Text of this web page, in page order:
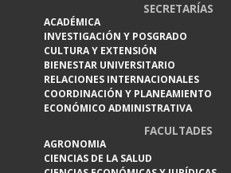
SECRETARÍAS
ACADÉMICA
INVESTIGACIÓN Y POSGRADO
CULTURA Y EXTENSIÓN
BIENESTAR UNIVERSITARIO
RELACIONES INTERNACIONALES
COORDINACIÓN Y PLANEAMIENTO
ECONÓMICO ADMINISTRATIVA
FACULTADES
AGRONOMIA
CIENCIAS DE LA SALUD